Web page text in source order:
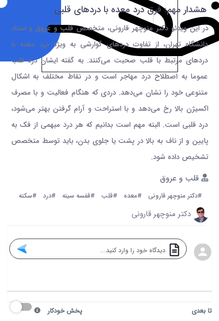
هشدار مهم؛ فرق درد معده با دردهای قلبی
در این ویدئو دکتر منوچهر قارونی، متخصص قلب و عروق و استاد
دانشگاه تهران، از تفاوت دردهای گوارشی به ویژه درد معده با
دردهای مرتبط با قلب صحبت می‌کنند. به گفته ایشان درد قلب
عموما به اصطلاح درد مهاجر است و در نقاط مختلف به اشکال
متنوعی خود را نشان می‌دهد. دردی که هنگام فعالیت و با مصرف
اکسیژن بالا رخ می‌دهد و با استراحت و آرام گرفتن بهتر می‌شود،
درد قلبی است. البته مهم است بدانیم که هر درد مبهمی از فک به
پایین و از ناف به بالا در پشت یا جلوی بدن، باید توسط متخصص
تشخیص داده شود.
قلب و عروق
#دکتر منوچهر قارونی #معده #قلب #قفسه سینه #درد #سکته
دکتر منوچهر قارونی
تا بعدی پخش خودکار